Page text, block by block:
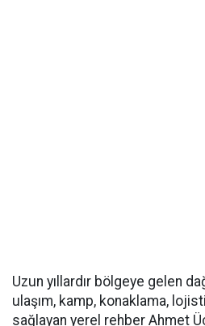
Uzun yıllardır bölgeye gelen
ulaşım, kamp, konaklama,
sağlayan yerel rehber Ahmet